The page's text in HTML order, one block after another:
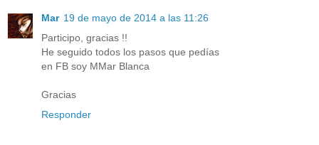
Mar 19 de mayo de 2014 a las 11:26
Participo, gracias !!
He seguido todos los pasos que pedías
en FB soy MMar Blanca
Gracias
Responder